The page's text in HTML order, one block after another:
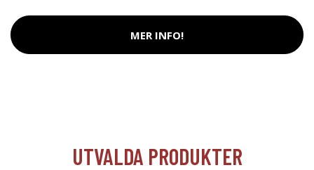
MER INFO!
UTVALDA PRODUKTER